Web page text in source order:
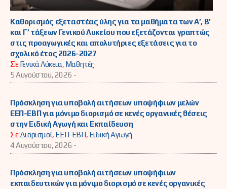
Καθορισμός εξεταστέας ύλης για τα μαθήματα των Α’, Β’
και Γ’ τάξεων Γενικού Λυκείου που εξετάζονται γραπτώς
στις προαγωγικές και απολυτήριες εξετάσεις για το
σχολικό έτος 2026-2027
ΣεΓενικά Λύκεια, Μαθητές
5 Αυγούστου, 2026 -
Πρόσκληση για υποβολή αιτήσεων υποψήφιων μελών
ΕΕΠ-ΕΒΠ για μόνιμο διορισμό σε κενές οργανικές θέσεις
στην Ειδική Αγωγή και Εκπαίδευση
ΣεΔιορισμοί, ΕΕΠ-ΕΒΠ, Ειδική Αγωγή
4 Αυγούστου, 2026 -
Πρόσκληση για υποβολή αιτήσεων υποψήφιων
εκπαιδευτικών για μόνιμο διορισμό σε κενές οργανικές